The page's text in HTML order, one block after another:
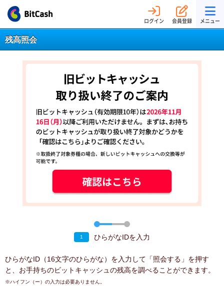
ログイン 会員登録 メニュー
残高照会
1 ひらがなIDを入力
ひらがなID（16文字のひらがな）を入力して「照会する」を押す
と、お手持ちのビットキャッシュの残高を調べることができます。
※ハイフン（ー）の入力は必要ありません。